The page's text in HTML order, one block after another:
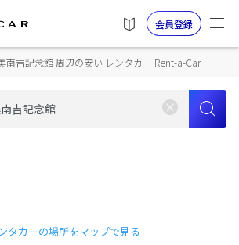
会員登録
吉記念館 周辺の安い レンタカー Rent-a-Car
タカーの場所をマップで見る